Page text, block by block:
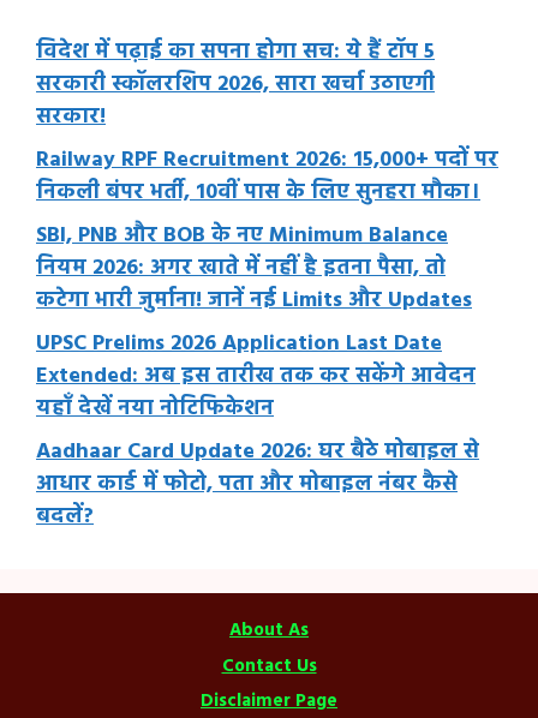
विदेश में पढ़ाई का सपना होगा सच: ये हैं टॉप 5
सरकारी स्कॉलरशिप 2026, सारा खर्चा उठाएगी
सरकार!
Railway RPF Recruitment 2026: 15,000+ पदों पर
निकली बंपर भर्ती, 10वीं पास के लिए सुनहरा मौका।
SBI, PNB और BOB के नए Minimum Balance
नियम 2026: अगर खाते में नहीं है इतना पैसा, तो
कटेगा भारी जुर्माना! जानें नई Limits और Updates
UPSC Prelims 2026 Application Last Date
Extended: अब इस तारीख तक कर सकेंगे आवेदन
यहाँ देखें नया नोटिफिकेशन
Aadhaar Card Update 2026: घर बैठे मोबाइल से
आधार कार्ड में फोटो, पता और मोबाइल नंबर कैसे
बदलें?
About As
Contact Us
Disclaimer Page